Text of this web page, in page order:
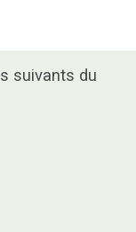
suivants du